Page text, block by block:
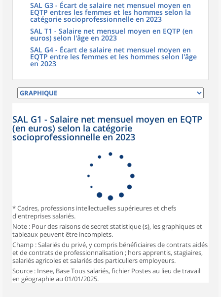
SAL G3 - Écart de salaire net mensuel moyen en
EQTP entres les femmes et les hommes selon la
catégorie socioprofessionnelle en 2023
SAL T1 - Salaire net mensuel moyen en EQTP (en
euros) selon l'âge en 2023
SAL G4 - Écart de salaire net mensuel moyen en
EQTP entre les femmes et les hommes selon l'âge
en 2023
SAL G1 - Salaire net mensuel moyen en EQTP
(en euros) selon la catégorie
socioprofessionnelle en 2023
* Cadres, professions intellectuelles supérieures et chefs
d'entreprises salariés.
Note : Pour des raisons de secret statistique (s), les graphiques et
tableaux peuvent être incomplets.
Champ : Salariés du privé, y compris bénéficiaires de contrats aidés
et de contrats de professionnalisation ; hors apprentis, stagiaires,
salariés agricoles et salariés des particuliers employeurs.
Source : Insee, Base Tous salariés, fichier Postes au lieu de travail
en géographie au 01/01/2025.